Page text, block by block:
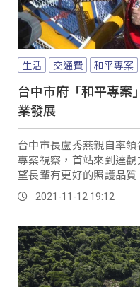
生活 交通費 和平專案
台中市府「和平專案
業發展
台中市長盧秀燕親自率
專案視察，首站來到達
望長輩有更好的照護品質
多消息，尤其和平區居民
2021-11-12 19:12